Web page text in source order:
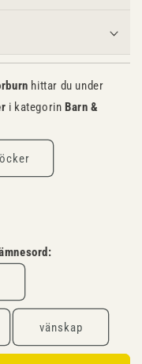
hittar du under
i kategorin Barn &
vänskap